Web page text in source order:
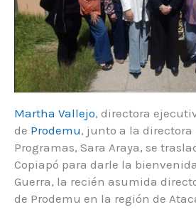
Martha Vallejo, directora
de Prodemu, junto a la
Programas, Sara Araya, se
Copiapó para darle la
Guerra, la recién asumida
de Prodemu en la región de